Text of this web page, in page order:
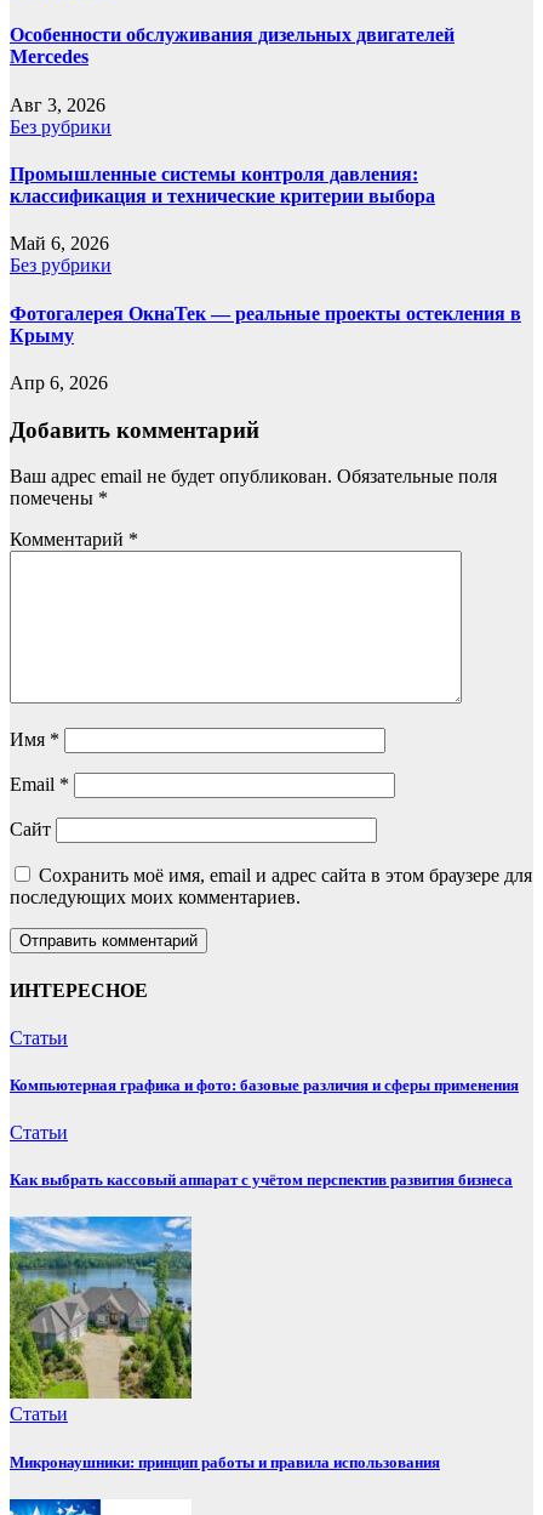
Особенности обслуживания дизельных двигателей
Mercedes
Авг 3, 2026
Без рубрики
Промышленные системы контроля давления:
классификация и технические критерии выбора
Май 6, 2026
Без рубрики
Фотогалерея ОкнаТек — реальные проекты остекления в
Крыму
Апр 6, 2026
Добавить комментарий
Ваш адрес email не будет опубликован. Обязательные поля
помечены *
Комментарий *
Имя *
Email *
Сайт
Сохранить моё имя, email и адрес сайта в этом браузере для
последующих моих комментариев.
ИНТЕРЕСНОЕ
Статьи
Компьютерная графика и фото: базовые различия и сферы применения
Статьи
Как выбрать кассовый аппарат с учётом перспектив развития бизнеса
Статьи
Микронаушники: принцип работы и правила использования